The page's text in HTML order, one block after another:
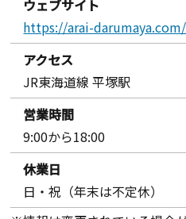
ウェブサイト
https://arai-darumaya.com/
アクセス
JR東海道線 平塚駅
営業時間
9:00から18:00
休業日
日・祝（年末は不定休）